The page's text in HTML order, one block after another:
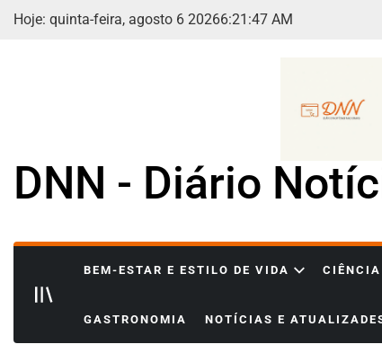
Skip
Hoje: quinta-feira, agosto 6 20266:21 :49 AM
DNN - Diário
BEM-ESTAR E ESTILO DE VIDA CIÊNCIA
GASTRONOMIA NOTÍCIAS E